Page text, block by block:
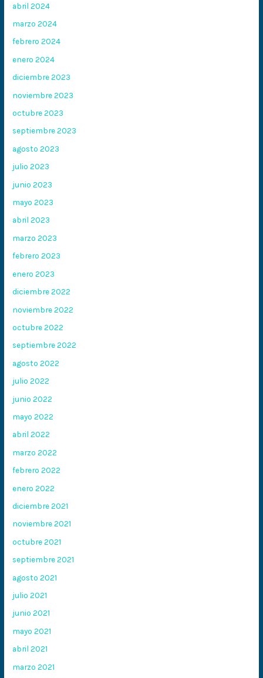
abril 2024
marzo 2024
febrero 2024
enero 2024
diciembre 2023
noviembre 2023
octubre 2023
septiembre 2023
agosto 2023
julio 2023
junio 2023
mayo 2023
abril 2023
marzo 2023
febrero 2023
enero 2023
diciembre 2022
noviembre 2022
octubre 2022
septiembre 2022
agosto 2022
julio 2022
junio 2022
mayo 2022
abril 2022
marzo 2022
febrero 2022
enero 2022
diciembre 2021
noviembre 2021
octubre 2021
septiembre 2021
agosto 2021
julio 2021
junio 2021
mayo 2021
abril 2021
marzo 2021